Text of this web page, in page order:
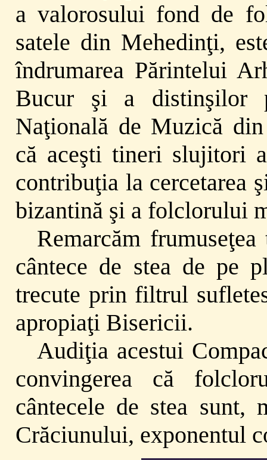
a valorosului fond de
satele din Mehedinţi,
îndrumarea Părintelui
Bucur şi a distinşilor
Naţională de Muzică
că aceşti tineri slujitori
contribuţia la cercetarea
bizantină şi a folclorului
Remarcăm
cântece de stea de pe
trecute prin filtrul
apropiaţi Bisericii.
Audiţia acestui
convingerea că
cântecele de stea sunt,
Crăciunului, exponentul